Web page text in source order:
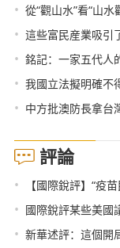
• 從“觀山水”看“山水
• 這些富民産業吸引
• 銘記：一家五代人
• 我國立法擬明確不
• 中方批澳防長拿台
評論
• 【國際銳評】“疫
• 國際銳評某些美國
• 新華述評：這個開